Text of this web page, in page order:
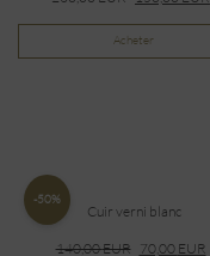
Acheter
-50%
Cuir verni blanc
140,00EUR 70,00 EUR